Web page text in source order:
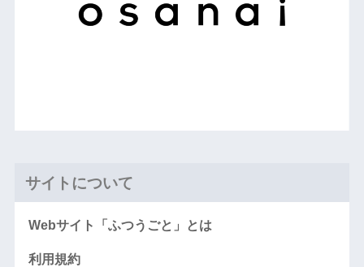
サイトについて
Webサイト「ふつうごと」とは
利用規約